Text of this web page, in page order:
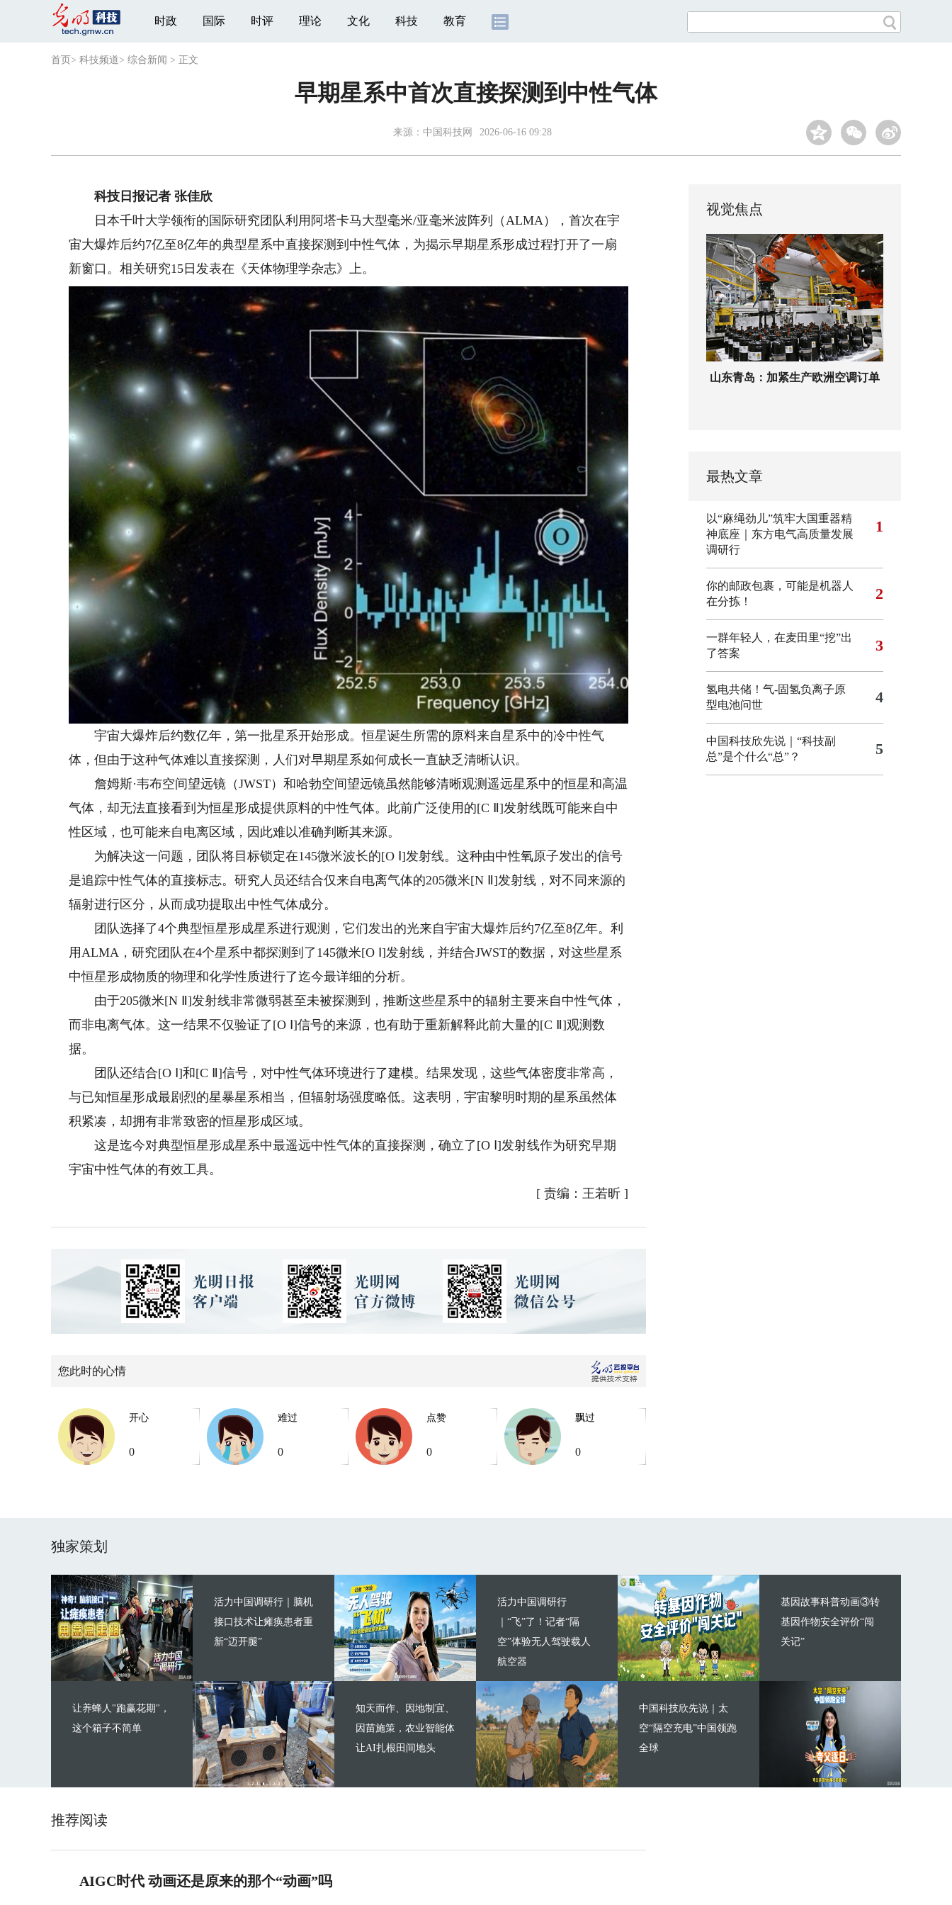
时政 国际 时评 理论 文化 科技 教育
首页 > 科技频道> 综合新闻 > 正文
早期星系中首次直接探测到中性气体
来源： 中国科技网 2026-06-16 09:28
科技日报记者 张佳欣
日本千叶大学领衔的国际研究团队利用阿塔卡马大型毫米/亚毫米波阵列（ALMA），首次在宇
宙大爆炸后约7亿至8亿年的典型星系中直接探测到中性气体，为揭示早期星系形成过程打开了一扇
新窗口。相关研究15日发表在《天体物理学杂志》上。
宇宙大爆炸后约数亿年，第一批星系开始形成。恒星诞生所需的原料来自星系中的冷中性气
体，但由于这种气体难以直接探测，人们对早期星系如何成长一直缺乏清晰认识。
詹姆斯·韦布空间望远镜（JWST）和哈勃空间望远镜虽然能够清晰观测遥远星系中的恒星和高温
气体，却无法直接看到为恒星形成提供原料的中性气体。此前广泛使用的[C Ⅱ]发射线既可能来自中
性区域，也可能来自电离区域，因此难以准确判断其来源。
为解决这一问题，团队将目标锁定在145微米波长的[O Ⅰ]发射线。这种由中性氧原子发出的信号
是追踪中性气体的直接标志。研究人员还结合仅来自电离气体的205微米[N Ⅱ]发射线，对不同来源的
辐射进行区分，从而成功提取出中性气体成分。
团队选择了4个典型恒星形成星系进行观测，它们发出的光来自宇宙大爆炸后约7亿至8亿年。利
用ALMA，研究团队在4个星系中都探测到了145微米[O Ⅰ]发射线，并结合JWST的数据，对这些星系
中恒星形成物质的物理和化学性质进行了迄今最详细的分析。
由于205微米[N Ⅱ]发射线非常微弱甚至未被探测到，推断这些星系中的辐射主要来自中性气体，
而非电离气体。这一结果不仅验证了[O Ⅰ]信号的来源，也有助于重新解释此前大量的[C Ⅱ]观测数
据。
团队还结合[O Ⅰ]和[C Ⅱ]信号，对中性气体环境进行了建模。结果发现，这些气体密度非常高，
与已知恒星形成最剧烈的星暴星系相当，但辐射场强度略低。这表明，宇宙黎明时期的星系虽然体
积紧凑，却拥有非常致密的恒星形成区域。
这是迄今对典型恒星形成星系中最遥远中性气体的直接探测，确立了[O Ⅰ]发射线作为研究早期
宇宙中性气体的有效工具。
[ 责编：王若昕 ]
您此时的心情
开心
0
难过
0
点赞
0
飘过
0
视觉焦点
山东青岛：加紧生产欧洲空调订单
最热文章
以“麻绳劲儿”筑牢大国重器精
神底座｜东方电气高质量发展
调研行
1
你的邮政包裹，可能是机器人
在分拣！
2
一群年轻人，在麦田里“挖”出
了答案
3
氢电共储！气-固氢负离子原
型电池问世
4
中国科技欣先说｜“科技副
总”是个什么“总”？
5
独家策划
活力中国调研行｜脑机
接口技术让瘫痪患者重
新“迈开腿”
让养蜂人"跑赢花期"，
这个箱子不简单
活力中国调研行
｜“飞”了！记者“隔
空”体验无人驾驶载人
航空器
知天而作、因地制宜、
因苗施策，农业智能体
让AI扎根田间地头
基因故事科普动画③转
基因作物安全评价“闯
关记”
中国科技欣先说｜太
空“隔空充电”中国领跑
全球
推荐阅读
AIGC时代 动画还是原来的那个“动画”吗